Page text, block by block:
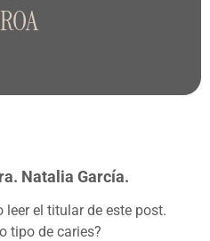
Natalia García.
leer el titular de este post.
tipo de caries?